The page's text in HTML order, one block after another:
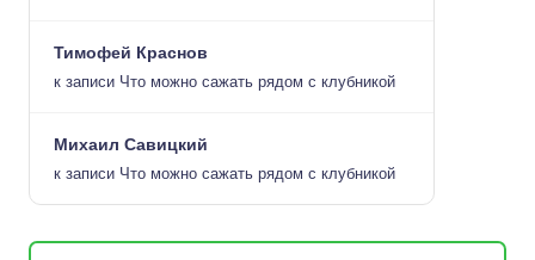
Тимофей Краснов
к записи Что можно сажать рядом с клубникой
Михаил Савицкий
к записи Что можно сажать рядом с клубникой